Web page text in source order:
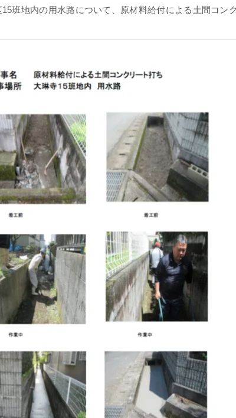
班地内の用水路について、原材料給付による土間コン